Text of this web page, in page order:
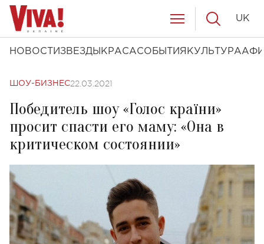
НОВОСТИ ЗВЕЗДЫ КРАСАСОБЫТИЯ КУЛЬТУРА
UK
ШОУ-БИЗНЕС22.03.2021
Победитель шоу «Голос країни»
просит спасти его маму: «Она в
критическом состоянии»